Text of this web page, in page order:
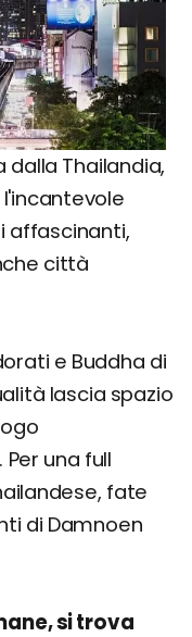
dalla Thailandia,
affascinanti,
città
e Buddha di
lascia spazio
una full
fate
di Damnoen
si trova